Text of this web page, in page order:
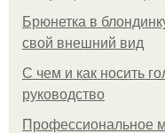
Брюнетка в
свой внешний вид
С чем и как носить
руководство
Профессиональное